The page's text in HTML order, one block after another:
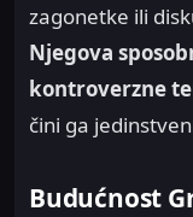
zagonetke ili
Njegova
kontroverzne
čini ga
Budućnost